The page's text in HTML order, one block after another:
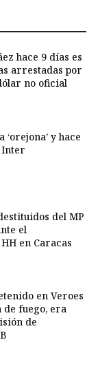
hace 9 días es
arrestadas por
no oficial
‘orejona’ y hace
Inter
del MP
el
en Caracas
en Veroes
fuego, era
de